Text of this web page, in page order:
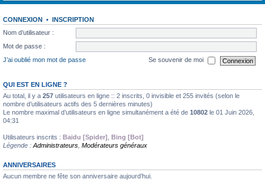
CONNEXION • INSCRIPTION
Nom d’utilisateur :
Mot de passe :
J’ai oublié mon mot de passe
Se souvenir de moi
QUI EST EN LIGNE ?
Au total, il y a 257 utilisateurs en ligne :: 2 inscrits, 0 invisible et 255 invités (selon le
nombre d’utilisateurs actifs des 5 dernières minutes)
Le nombre maximal d’utilisateurs en ligne simultanément a été de 10802 le 01 Juin 2026,
04:31
Utilisateurs inscrits : Baidu [Spider] Bing [Bot]
Légende : Administrateurs Modérateurs généraux
ANNIVERSAIRES
Aucun membre ne fête son anniversaire aujourd’hui.